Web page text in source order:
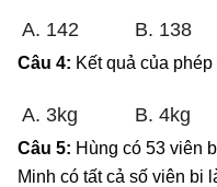
A. 142 B. 138
Câu 4: Kết quả của
A. 3kg B. 4kg
Câu 5: Hùng có 53 viên
Minh có tất cả số viên bi